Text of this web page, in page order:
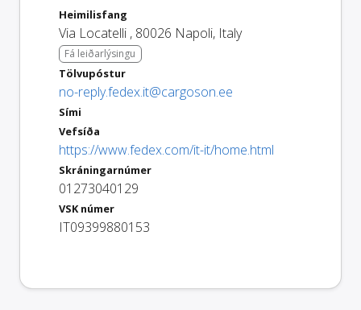
Heimilisfang
Via Locatelli , 80026 Napoli, Italy
Fá leiðarlýsingu
Tölvupóstur
no-reply.fedex.it@cargoson.ee
Sími
Vefsíða
https://www.fedex.com/it-it/home.html
Skráningarnúmer
01273040129
VSK númer
IT09399880153